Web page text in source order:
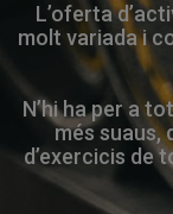
L’oferta
molt variada i
N’hi ha per a
més suaus,
d’exercicis de